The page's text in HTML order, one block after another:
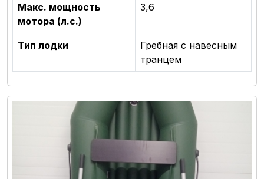
Макс. мощность
мотора (л.с.)
3,6
Тип лодки
Гребная с навесным
транцем